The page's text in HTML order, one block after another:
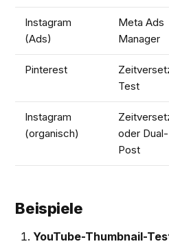
Instagram
(Ads)
Meta Ads
Manager
Pinterest
Test
Instagram
(organisch)
oder Dual-
Post
Beispiele
YouTube-Thumbnail-